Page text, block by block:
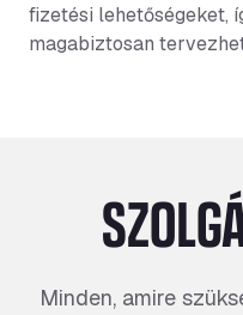
fizetési lehetőségeket,
magabiztosan
Minden, amire